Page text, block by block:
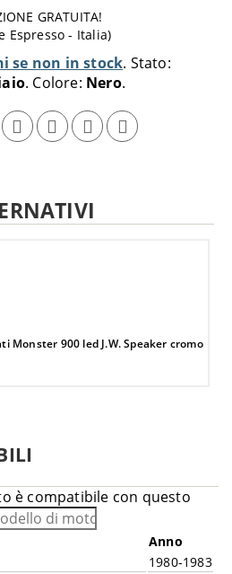
se non in stock Stato:
Colore: Nero
GRATUITA!
Espresso - Italia)
Monster 900 led J.W. Speaker cromo
è compatibile con questo
Anno
1980-1983